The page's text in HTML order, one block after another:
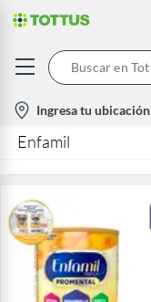
location-
icon
Ingresa tu ubicación
Enfamil